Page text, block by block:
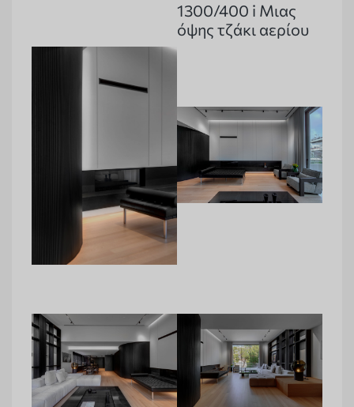
1300/400 i Μιας
όψης τζάκι αερίου